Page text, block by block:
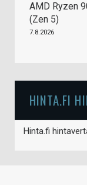
AMD Ryzen
(Zen 5)
7.8.2026
HINTA.FI
Hinta.fi